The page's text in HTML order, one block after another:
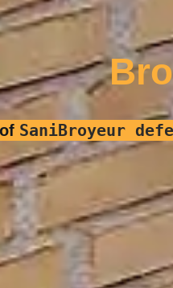
SaniBroyeur